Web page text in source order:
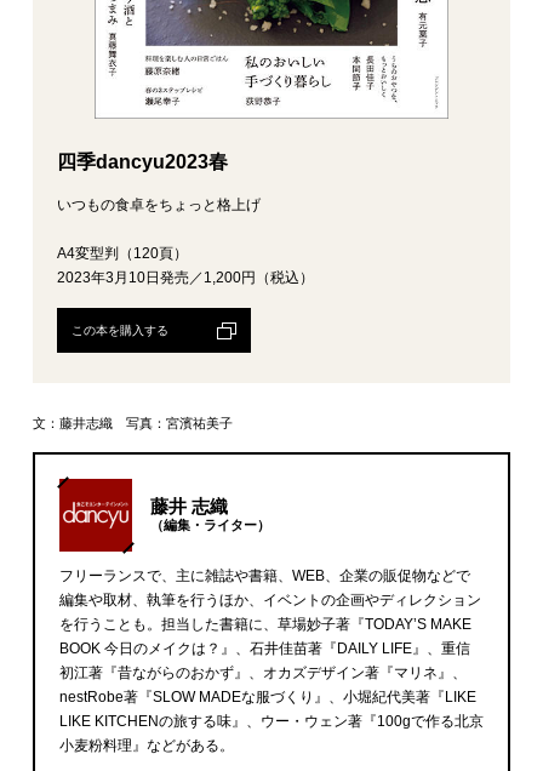
四季dancyu2023春
いつもの食卓をちょっと格上げ
A4変型判（120頁）
2023年3月10日発売／1,200円（税込）
この本を購入する
文：藤井志織 写真：宮濱祐美子
藤井 志織
（編集・ライター）
フリーランスで、主に雑誌や書籍、WEB、企業の販促物などで
編集や取材、執筆を行うほか、イベントの企画やディレクション
を行うことも。担当した書籍に、草場妙子著『TODAY’S MAKE
BOOK 今日のメイクは？』、石井佳苗著『DAILY LIFE』、重信
初江著『昔ながらのおかず』、オカズデザイン著『マリネ』、
nestRobe著『SLOW MADEな服づくり』、小堀紀代美著『LIKE
LIKE KITCHENの旅する味』、ウー・ウェン著『100gで作る北京
小麦粉料理』などがある。